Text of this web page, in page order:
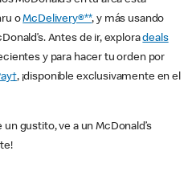
oMcDelivery®**, y más usando
Antes de ir, exploradeals
y para hacer tu orden por
, ¡disponible exclusivamente en el
gustito, ve a un McDonald’s